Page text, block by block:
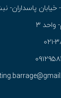
خیابان
واحد ۳